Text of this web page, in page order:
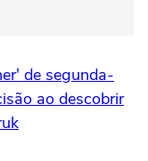
de segunda-
ao descobrir